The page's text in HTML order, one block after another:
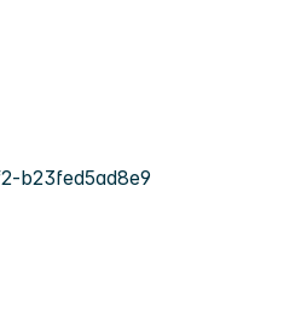
b23fed5ad8e9